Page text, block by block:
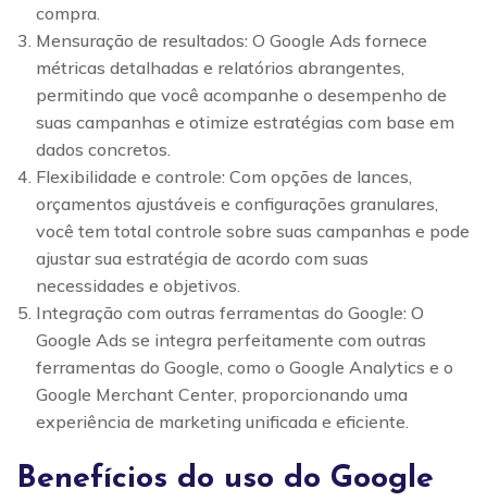
compra.
Mensuração de resultados: O Google Ads fornece
métricas detalhadas e relatórios abrangentes,
permitindo que você acompanhe o desempenho de
suas campanhas e otimize estratégias com base em
dados concretos.
Flexibilidade e controle: Com opções de lances,
orçamentos ajustáveis e configurações granulares,
você tem total controle sobre suas campanhas e pode
ajustar sua estratégia de acordo com suas
necessidades e objetivos.
Integração com outras ferramentas do Google: O
Google Ads se integra perfeitamente com outras
ferramentas do Google, como o Google Analytics e o
Google Merchant Center, proporcionando uma
experiência de marketing unificada e eficiente.
Benefícios do uso do Google